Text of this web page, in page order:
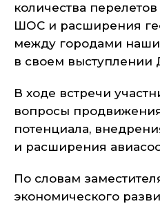
количества
ШОС и расширения
между городами
в своем выступлении
В ходе встречи
вопросы продвижения
потенциала,
и расширения
По словам
экономического